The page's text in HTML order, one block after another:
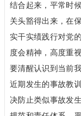
结合起来，平常时
关头豁得出来，在
实干实绩践行对党
度会精神，高度重
要清醒认识到当前
近期发生的事故教
决防止类似事故发